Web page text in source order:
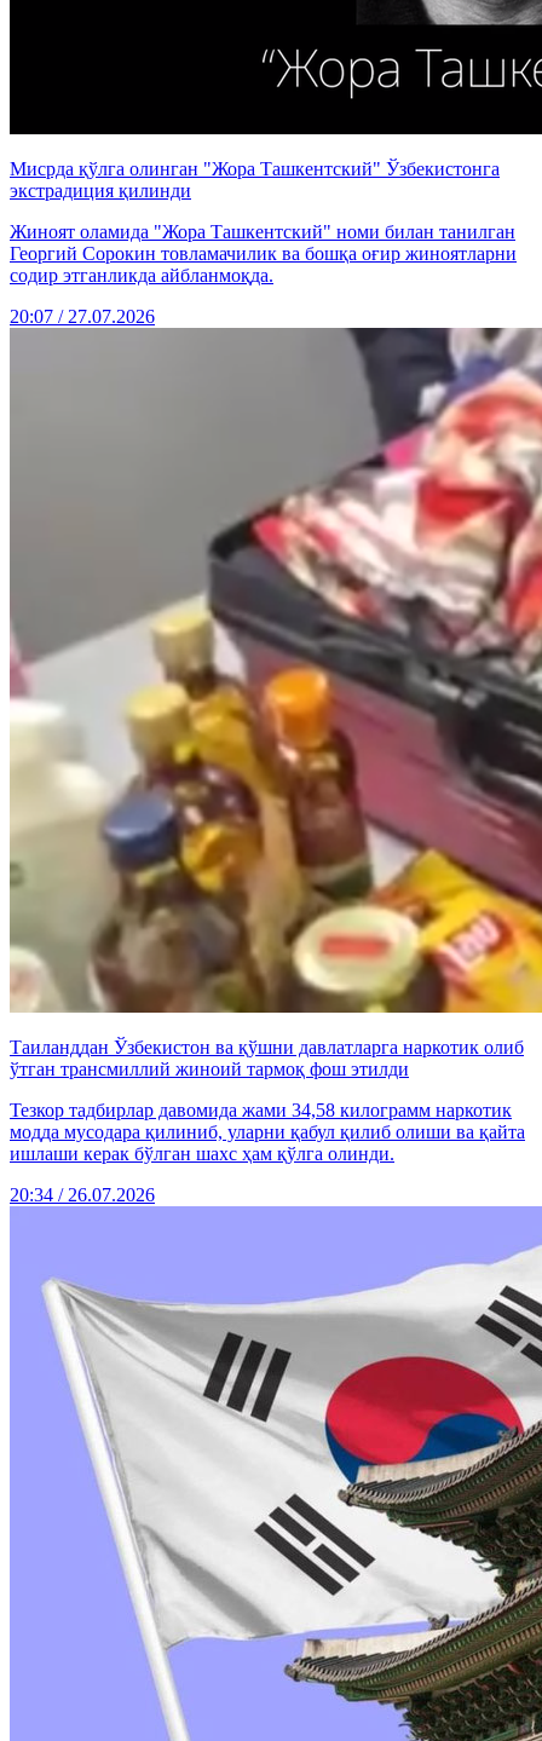
Мисрда қўлга олинган "Жора Ташкентский" Ўзбекистонга
экстрадиция қилинди
Жиноят оламида "Жора Ташкентский" номи билан танилган
Георгий Сорокин товламачилик ва бошқа оғир жиноятларни
содир этганликда айбланмоқда.
20:07 / 27.07.2026
Таиланддан Ўзбекистон ва қўшни давлатларга наркотик олиб
ўтган трансмиллий жиноий тармоқ фош этилди
Тезкор тадбирлар давомида жами 34,58 килограмм наркотик
модда мусодара қилиниб, уларни қабул қилиб олиши ва қайта
ишлаши керак бўлган шахс ҳам қўлга олинди.
20:34 / 26.07.2026